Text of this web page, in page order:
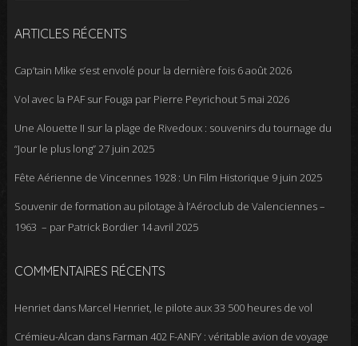
ARTICLES RÉCENTS
Cap’tain Mike s’est envolé pour la dernière fois 6 août 2026
Vol avec la PAF sur Fouga par Pierre Peyrichout 5 mai 2026
Une Alouette II sur la plage de Rivedoux : souvenirs du tournage du
“Jour le plus long”27 juin 2025
Fête Aérienne de Vincennes 1928 : Un Film Historique 9 juin 2025
Souvenir de formation au pilotage à l’Aéroclub de Valenciennes –
1963 – par Patrick Bordier 14 avril 2025
COMMENTAIRES RÉCENTS
Henrietdans Marcel Henriet, le pilote aux 33 500 heures de vol
Crémieu-Alcan dans Farman 402 F-ANFY : véritable avion de voyage